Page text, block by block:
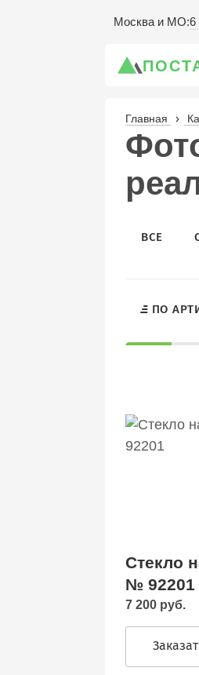
Москва и МО:6
Главная
ВСЕ
ПО
Стекло
№ 92201
7 200 руб.